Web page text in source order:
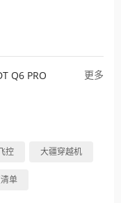
Q6 PRO
更多
控 大疆穿越机
单